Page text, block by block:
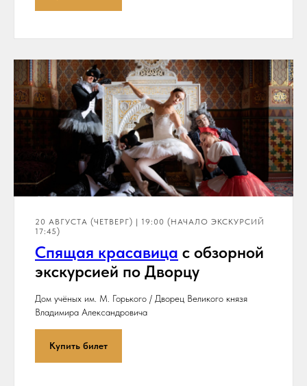
20 АВГУСТА (ЧЕТВЕРГ) | 19:00 (НАЧАЛО ЭКСКУРСИЙ
17:45)
Спящая красавица с обзорной
экскурсией по Дворцу
Дом учёных им. М. Горького / Дворец Великого князя
Владимира Александровича
Купить билет